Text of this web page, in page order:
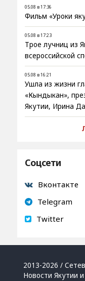
05.08 в 17:36
Фильм «Уроки
05.08 в 17:23
Трое лучниц из
всероссийской
05.08 в 16:21
Ушла из жизни
«Кындыкан»,
Якутии, Ирина
Соцсети
Вконтакте
Telegram
Twitter
2013-2026 /
Новости Якутии и